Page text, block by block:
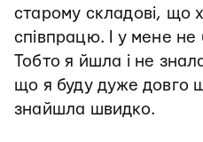
старому складові, що
співпрацю. І у мене не
Тобто я йшла і не
що я буду дуже довго
знайшла швидко.